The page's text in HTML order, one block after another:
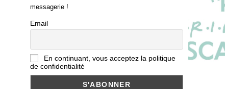
messagerie !
Email
En continuant, vous acceptez la politique
de confidentialité